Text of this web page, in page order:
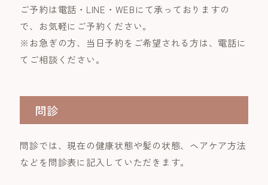
ご予約は電話・LINE・WEBにて承っておりますの
で、お気軽にご予約ください。
※お急ぎの方、当日予約をご希望される方は、電話に
てご相談ください。
問診
問診では、現在の健康状態や髪の状態、ヘアケア方法
などを問診表に記入していただきます。